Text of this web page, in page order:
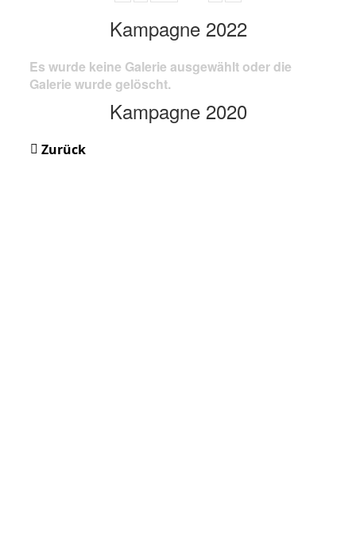
Kampagne 2022
Es wurde keine Galerie ausgewählt oder die
Galerie wurde gelöscht.
Kampagne 2020
Zurück